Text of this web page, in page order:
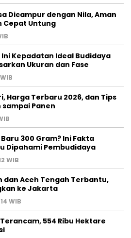
Dicampur dengan Nila, Aman
Cepat Untung
Kepadatan Ideal Budidaya
Ukuran dan Fase
Harga Terbaru 2026, dan Tips
Panen
300 Gram? Ini Fakta
Dipahami Pembudidaya
WIB
dan Aceh Tengah Terbantu,
ke Jakarta
WIB
554 Ribu Hektare